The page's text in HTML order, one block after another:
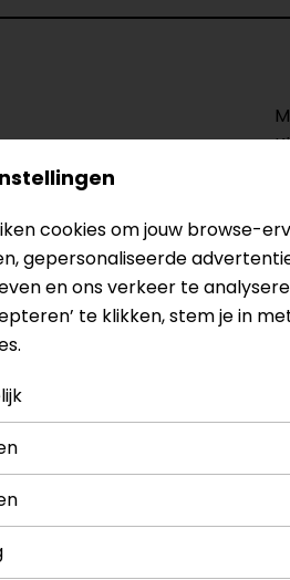
cookies om jouw browse-
gepersonaliseerde
en ons verkeer te
te klikken, stem je in